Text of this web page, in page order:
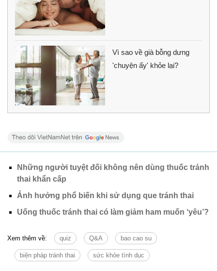
Vì sao về già bỗng dưng
'chuyện ấy' khỏe lại?
Những người tuyệt đối không nên dùng thuốc tránh
thai khẩn cấp
Ảnh hưởng phổ biến khi sử dụng que tránh thai
Uống thuốc tránh thai có làm giảm ham muốn ‘yêu’?
Xem thêm về: quiz Q&A bao cao su
biện pháp tránh thai sức khỏe tình dục